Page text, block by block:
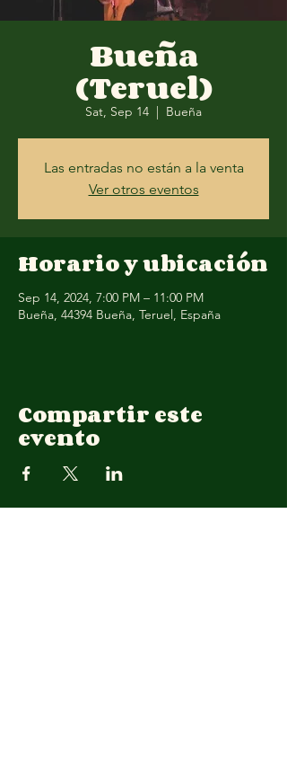
Bueña
(Teruel)
Sat, Sep 14
  |
Bueña
Las entradas no están a la venta
Ver otros eventos
Horario y ubicación
Sep 14, 2024, 7:00 PM – 11:00 PM
Bueña, 44394 Bueña, Teruel, España
Compartir este
evento